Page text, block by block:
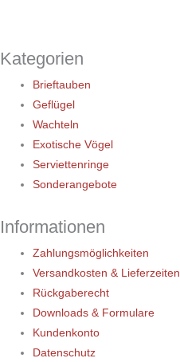
Kategorien
Brieftauben
Geflügel
Wachteln
Exotische Vögel
Serviettenringe
Sonderangebote
Informationen
Zahlungsmöglichkeiten
Versandkosten & Lieferzeiten
Rückgaberecht
Downloads & Formulare
Kundenkonto
Datenschutz